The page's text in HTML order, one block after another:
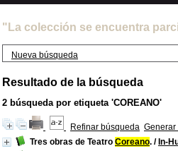
"La colección se encuentra
Nueva búsqueda
Resultado de la búsqueda
2 búsqueda por etiqueta 'COREANO'
Refinar búsqueda Generar
Tres obras de Teatro Coreano. / In-